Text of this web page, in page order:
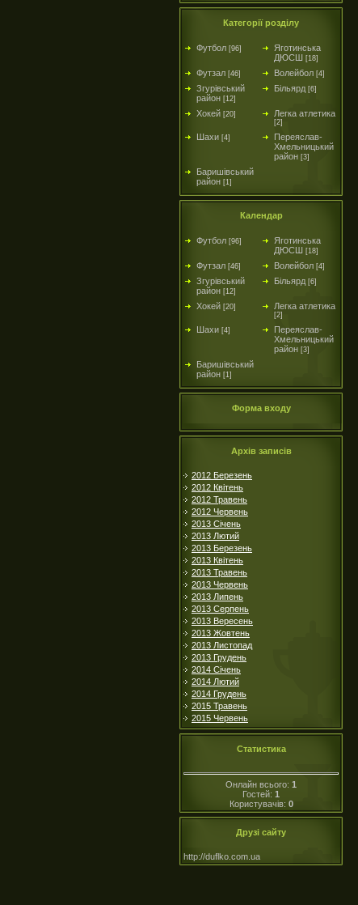
Категорії розділу
Футбол [96]
Яготинська
ДЮСШ [18]
Футзал [46] Волейбол [4]
Згурівський
район [12]
Більярд [6]
Хокей [20] Легка атлетика
[2]
Шахи [4]
Переяслав-
Хмельницький
район [3]
Баришівський
район [1]
Календар
Футбол [96]
Яготинська
ДЮСШ [18]
Футзал [46] Волейбол [4]
Згурівський
район [12]
Більярд [6]
Хокей [20] Легка атлетика
[2]
Шахи [4]
Переяслав-
Хмельницький
район [3]
Баришівський
район [1]
Форма входу
Архів записів
2012 Березень
2012 Квітень
2012 Травень
2012 Червень
2013 Січень
2013 Лютий
2013 Березень
2013 Квітень
2013 Травень
2013 Червень
2013 Липень
2013 Серпень
2013 Вересень
2013 Жовтень
2013 Листопад
2013 Грудень
2014 Січень
2014 Лютий
2014 Грудень
2015 Травень
2015 Червень
Статистика
Онлайн всього: 1
Гостей: 1
Користувачів: 0
Друзі сайту
http://duflko.com.ua